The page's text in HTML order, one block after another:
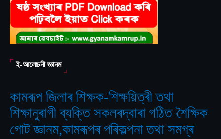
ই-আলোচনী জ্ঞানম
কামৰূপ জিলাৰ শিক্ষক-শিক্ষয়িত্ৰী তথা
শিক্ষানুৰাগী ব্যক্তি সকলৰদ্বাৰা গঠিত‘শৈক্ষিক
গোট জ্ঞানম,কামৰূপৰ পৰিকল্পনা তথা সমগ্ৰ